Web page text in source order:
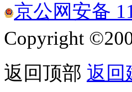
京公网安备
Copyright
返回顶部 返回